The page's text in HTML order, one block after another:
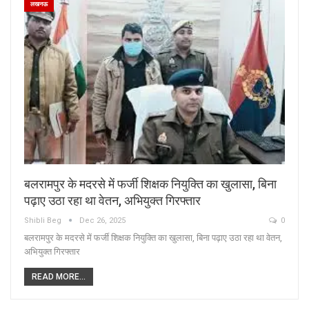
लखनऊ
बलरामपुर के मदरसे में फर्जी शिक्षक नियुक्ति का खुलासा, बिना
पढ़ाए उठा रहा था वेतन, अभियुक्त गिरफ्तार
Shibli Beg Dec 26, 2025 0
बलरामपुर के मदरसे में फर्जी शिक्षक नियुक्ति का खुलासा, बिना पढ़ाए उठा रहा था वेतन,
अभियुक्त गिरफ्तार
READ MORE...